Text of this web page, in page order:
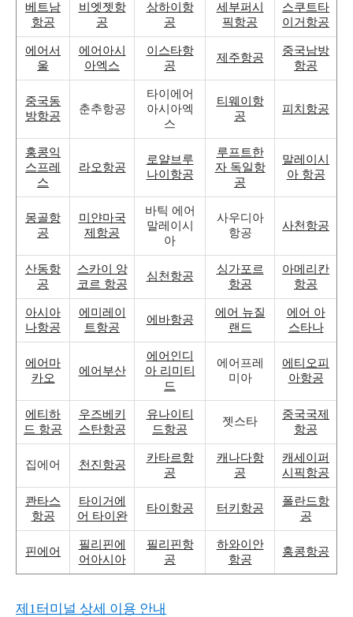
베트남
항공
비엣젯항
공
상하이항
공
세부퍼시
픽항공
스쿠트타
이거항공
에어서
울
에어아시
아엑스
이스타항
공
제주항공
중국남방
항공
중국동
방항공
춘추항공
타이에어
아시아엑
스
티웨이항
공
피치항공
홍콩익
스프레
스
라오항공
로얄브루
나이항공
루프트한
자 독일항
공
말레이시
아 항공
몽골항
공
미얀마국
제항공
바틱 에어
말레이시
아
사우디아
항공
사천항공
산동항
공
스카이 앙
코르 항공
심천항공
싱가포르
항공
아메리칸
항공
아시아
나항공
에미레이
트항공
에바항공
에어 뉴질
랜드
에어 아
스타나
에어마
카오
에어부산
에어인디
아 리미티
드
에어프레
미아
에티오피
아항공
에티하
드 항공
우즈베키
스탄항공
유나이티
드항공
젯스타
중국국제
항공
집에어 천진항공
카타르항
공
캐나다항
공
캐세이퍼
시픽항공
콴타스
항공
타이거에
어 타이완
타이항공 터키항공
폴란드항
공
핀에어
필리핀에
어아시아
필리핀항
공
하와이안
항공
홍콩항공
제1터미널 상세 이용 안내